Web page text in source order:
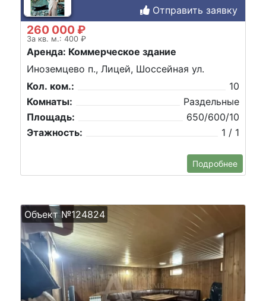
Отправить заявку
260 000 ₽
За кв. м.: 400 ₽
Аренда: Коммерческое здание
Иноземцево п., Лицей, Шоссейная ул.
Кол. ком.:
10
Комнаты:
Раздельные
Площадь:
650/600/10
Этажность:
1 / 1
Подробнее
Объект №124824